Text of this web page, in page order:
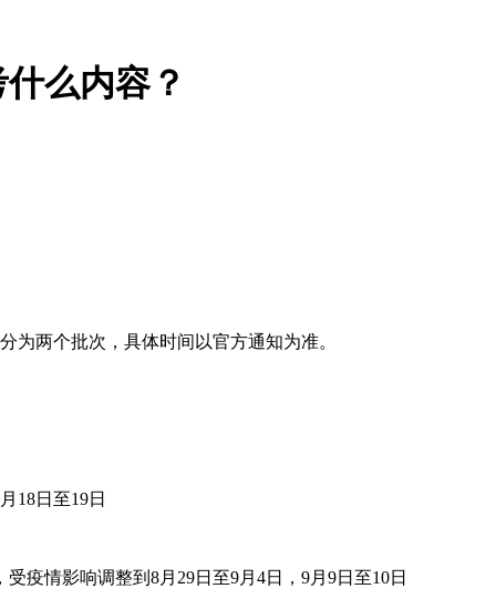
么内容？
为两个批次，具体时间以官方通知为准。
18日至19日
情影响调整到8月29日至9月4日，9月9日至10日